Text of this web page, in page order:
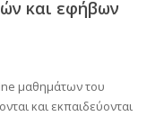
και εφήβων
μαθημάτων του
και εκπαιδεύονται